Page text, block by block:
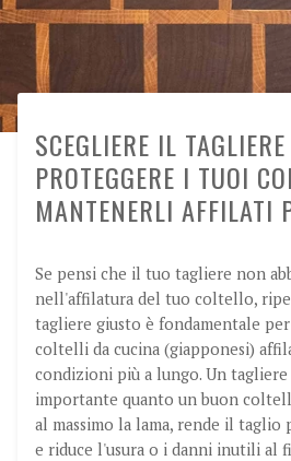
SCEGLIERE IL
PROTEGGERE I TUOI
MANTENERLI AFFILATI
Se pensi che il tuo tagliere non
nell'affilatura del tuo coltello,
tagliere giusto è fondamentale
coltelli da cucina (giapponesi)
condizioni più a lungo. Un tagliere
importante quanto un buon
al massimo la lama, rende il taglio
e riduce l'usura o i danni inutili al